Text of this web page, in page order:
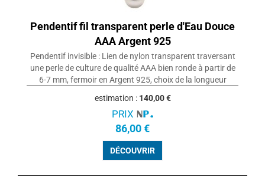
Pendentif fil transparent perle d'Eau Douce
AAA Argent 925
Pendentif invisible : Lien de nylon transparent traversant
une perle de culture de qualité AAA bien ronde à partir de
6-7 mm, fermoir en Argent 925, choix de la longueur
estimation : 140,00 €
PRIX
86,00 €
DÉCOUVRIR